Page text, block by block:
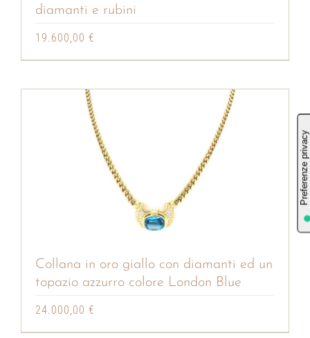
diamanti e rubini
19.600,00 €
Collana in oro giallo con diamanti ed un
topazio azzurro colore London Blue
24.000,00 €